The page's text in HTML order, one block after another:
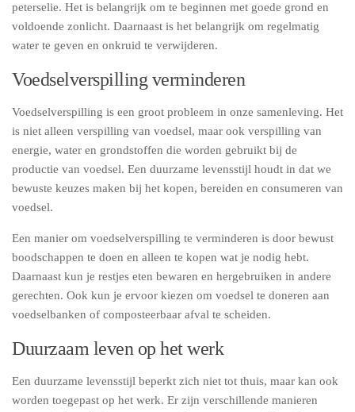
peterselie. Het is belangrijk om te beginnen met goede grond en
voldoende zonlicht. Daarnaast is het belangrijk om regelmatig
water te geven en onkruid te verwijderen.
Voedselverspilling verminderen
Voedselverspilling is een groot probleem in onze samenleving. Het
is niet alleen verspilling van voedsel, maar ook verspilling van
energie, water en grondstoffen die worden gebruikt bij de
productie van voedsel. Een duurzame levensstijl houdt in dat we
bewuste keuzes maken bij het kopen, bereiden en consumeren van
voedsel.
Een manier om voedselverspilling te verminderen is door bewust
boodschappen te doen en alleen te kopen wat je nodig hebt.
Daarnaast kun je restjes eten bewaren en hergebruiken in andere
gerechten. Ook kun je ervoor kiezen om voedsel te doneren aan
voedselbanken of composteerbaar afval te scheiden.
Duurzaam leven op het werk
Een duurzame levensstijl beperkt zich niet tot thuis, maar kan ook
worden toegepast op het werk. Er zijn verschillende manieren